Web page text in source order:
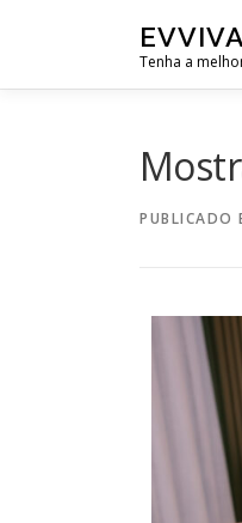
Tenha a
PUBLICADO